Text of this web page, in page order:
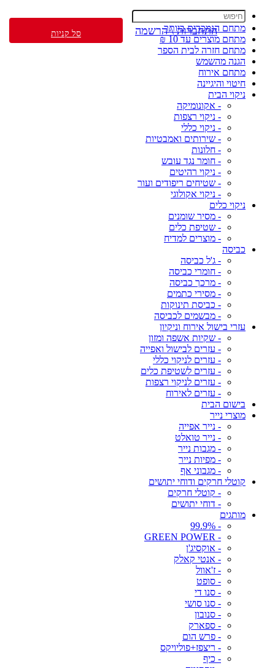
מתחם הנמכרים ביותר
מתחם מוצרים עד 10 ₪
מתחם חזרה לבית הספר
הגנה מהשמש
מתחם אירוח
חיטוי והיגיינה
ניקוי הבית
- אקונומיקה
- ניקוי רצפות
- ניקוי כללי
- שירותים ואמבטיות
- חלונות
- חומר נגד עובש
- ניקוי רהיטים
- שטיחים ריפודים ועור
- ניקוי אקולוגי
ניקוי כלים
- מסיר שומנים
- שטיפת כלים
- מוצרים למדיח
כביסה
- ג'ל כביסה
- חומרי כביסה
- מרכך כביסה
- מסירי כתמים
- כביסת תינוקות
- מבשמים לכביסה
עזרי בישול אירוח וניקיון
- שקיות אשפה ומזון
- עזרים לבישול ואפייה
- עזרים לניקוי כללי
- עזרים לשטיפת כלים
- עזרים לניקוי רצפות
- עזרים לאירוח
בישום הבית
מוצרי נייר
- נייר אפייה
- נייר טואלט
- מגבות נייר
- מפיות נייר
- מגבוני אף
קוטלי חרקים ודוחי יתושים
- קוטלי חרקים
- דוחי יתושים
מותגים
- 99.9%
- GREEN POWER
- אוקסיג'ן
- אנטי קאלק
- ז'אוול
- סופט
- סנו די
- סנו סושי
- סנובון
- ספארק
- פרש הום
- ריצפז+פוליויקס
- כיף
התחברות \ הרשמה סל קניות